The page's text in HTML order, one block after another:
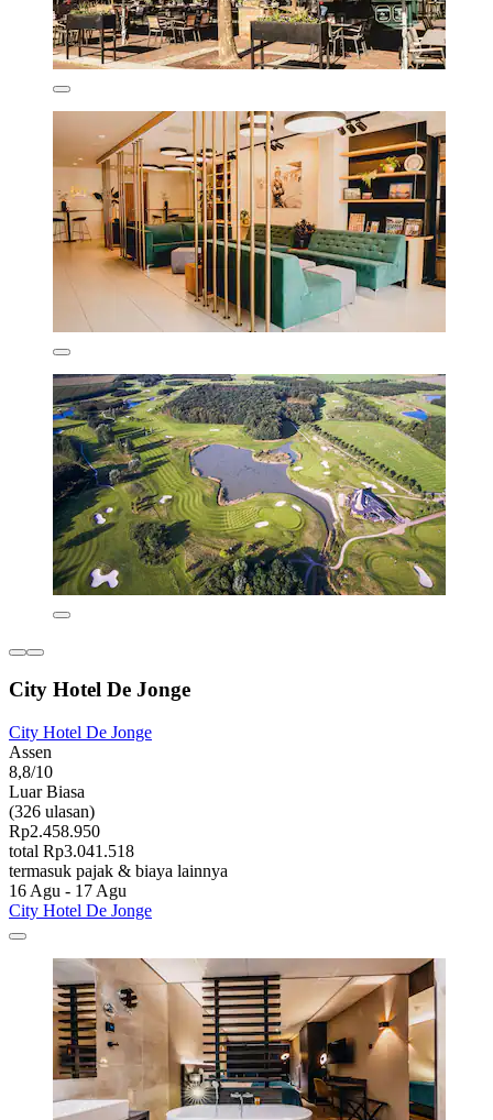
City Hotel De Jonge
City Hotel De Jonge
Assen
8,8/10
Luar Biasa
(326 ulasan)
Rp2.458.950
total Rp3.041.518
termasuk pajak & biaya lainnya
16 Agu - 17 Agu
City Hotel De Jonge